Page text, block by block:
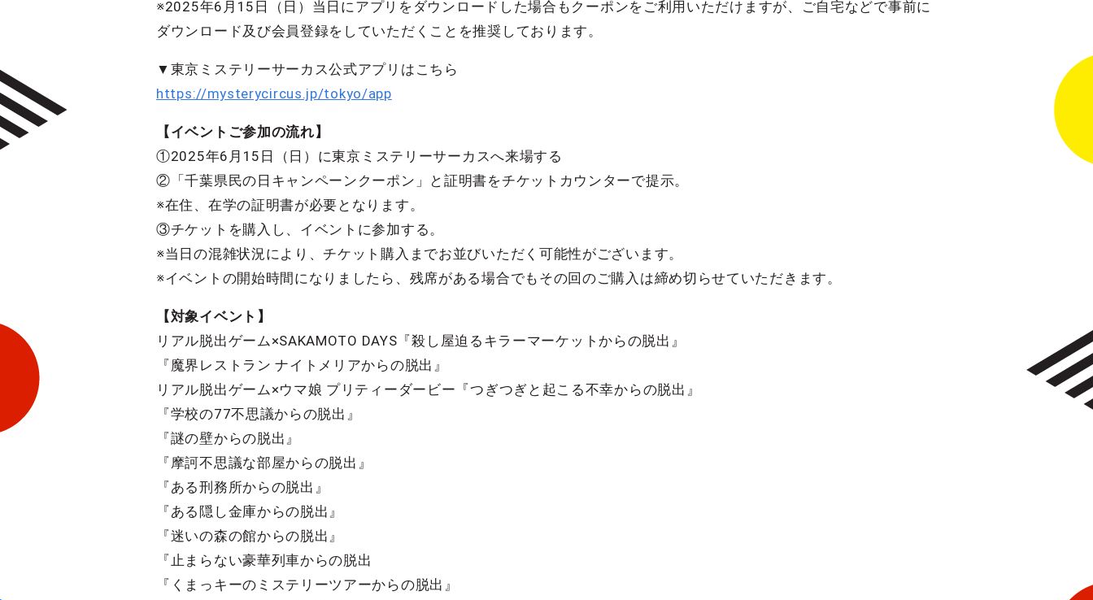
※2025年6月15日（日）当日にアプリをダウンロードした場合もクーポンをご利用いただけますが、ご自宅などで事前に
ダウンロード及び会員登録をしていただくことを推奨しております。
▼東京ミステリーサーカス公式アプリはこちら
https://mysterycircus.jp/tokyo/app
【イベントご参加の流れ】
①2025年6月15日（日）に東京ミステリーサーカスへ来場する
②「千葉県民の日キャンペーンクーポン」と証明書をチケットカウンターで提示。
※在住、在学の証明書が必要となります。
③チケットを購入し、イベントに参加する。
※当日の混雑状況により、チケット購入までお並びいただく可能性がございます。
※イベントの開始時間になりましたら、残席がある場合でもその回のご購入は締め切らせていただきます。
【対象イベント】
リアル脱出ゲーム×SAKAMOTO DAYS『殺し屋迫るキラーマーケットからの脱出』
『魔界レストラン ナイトメリアからの脱出』
リアル脱出ゲーム×ウマ娘 プリティーダービー『つぎつぎと起こる不幸からの脱出』
『学校の77不思議からの脱出』
『謎の壁からの脱出』
『摩訶不思議な部屋からの脱出』
『ある刑務所からの脱出』
『ある隠し金庫からの脱出』
『迷いの森の館からの脱出』
『止まらない豪華列車からの脱出
『くまっキーのミステリーツアーからの脱出』